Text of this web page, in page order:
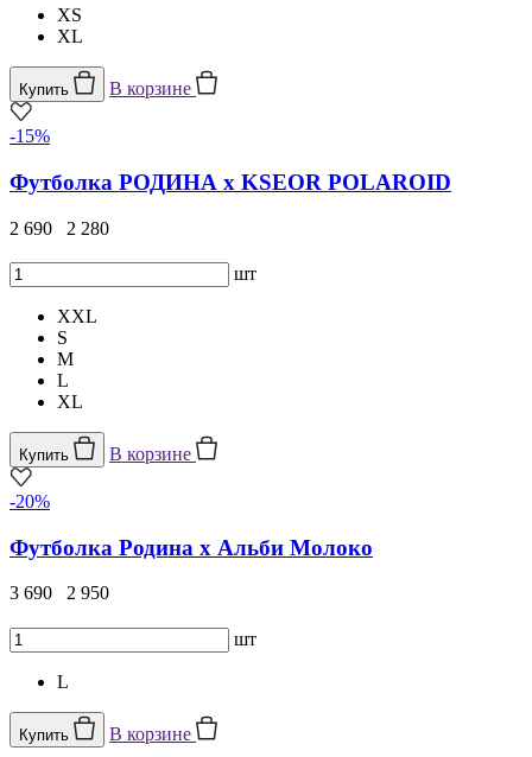
XS
XL
Купить В корзине
-15%
Футболка РОДИНА x KSEOR POLAROID
2 690 2 280
шт
XXL
S
M
L
XL
Купить В корзине
-20%
Футболка Родина х Альби Молоко
3 690 2 950
шт
L
Купить В корзине